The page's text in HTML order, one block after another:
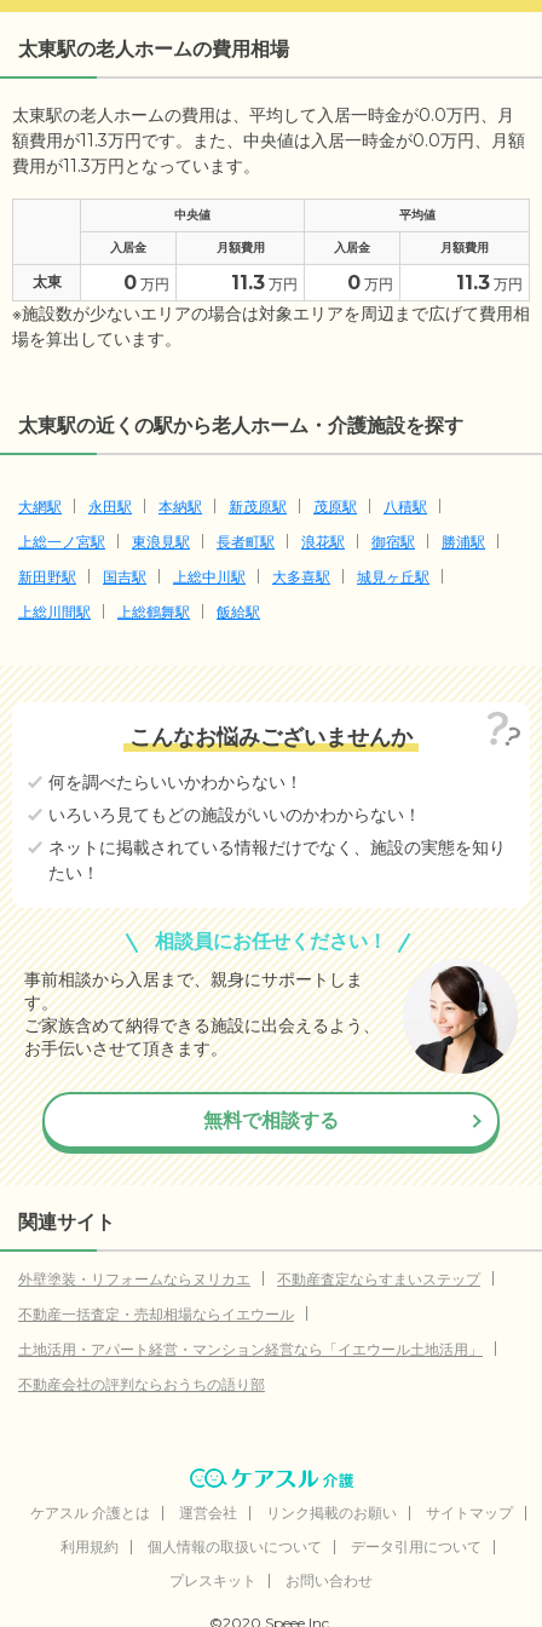
太東駅の老人ホームの費用相場
太東駅の老人ホームの費用は、平均して入居一時金が0.0万円、月
額費用が11.3万円です。また、中央値は入居一時金が0.0万円、月額
費用が11.3万円となっています。
中央値 平均値
入居金 月額費用 入居金 月額費用
太東 0 万円 11.3 万円 0 万円 11.3 万円
※施設数が少ないエリアの場合は対象エリアを周辺まで広げて費用相
場を算出しています。
太東駅の近くの駅から老人ホーム・介護施設を探す
大網駅 永田駅 本納駅 新茂原駅 茂原駅
八積駅
上総一ノ宮駅
東浪見駅 長者町駅 浪花駅 御宿駅
勝浦駅
新田野駅
国吉駅 上総中川駅 大多喜駅
城見ヶ丘駅
上総川間駅
上総鶴舞駅 飯給駅
こんなお悩みございませんか
何を調べたらいいかわからない！
いろいろ見てもどの施設がいいのかわからない！
ネットに掲載されている情報だけでなく、施設の実態を知り
たい！
相談員にお任せください！
事前相談から入居まで、親身にサポートしま
す。
ご家族含めて納得できる施設に出会えるよう、
お手伝いさせて頂きます。
無料で相談する
関連サイト
外壁塗装・リフォームならヌリカエ
不動産査定ならすまいステップ
不動産一括査定・売却相場ならイエウール
土地活用・アパート経営・マンション経営なら「イエウール土地活用」
不動産会社の評判ならおうちの語り部
ケアスル 介護とは 運営会社 リンク掲載のお願い
サイトマップ
利用規約
個人情報の取扱いについて
データ引用について
プレスキット
お問い合わせ
©2020 Speee Inc.